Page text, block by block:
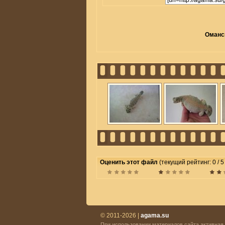
Оценить этот файл (текущий рейтинг: 0 /
© 2011-2026 | agama.su